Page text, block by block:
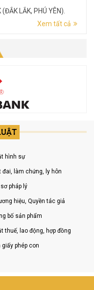
LẮK, PHÚ YÊN).
(LÂM ĐỒNG, ĐẮK
Xem tất cả
hình sự
đai, làm chứng, ly hôn
pháp lý
hiệu, Quyền tác giả
bố sản phẩm
thuế, lao động, hợp đồng
giấy phép con